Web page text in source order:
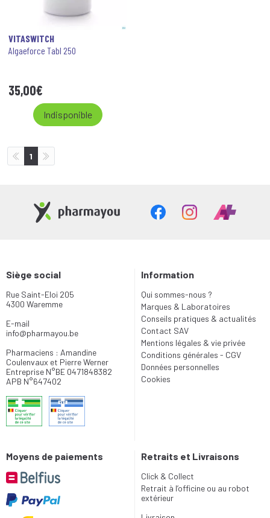
VITASWITCH
Algaeforce Tabl 250
35,00€
Indisponible
1
Siège social
Rue Saint-Eloi 205
4300 Waremme
E-mail
info@pharmayou.be
Pharmaciens : Amandine
Coulenvaux et Pierre Werner
Entreprise N°BE 0471848382
APB N°647402
Information
Qui sommes-nous ?
Marques & Laboratoires
Conseils pratiques & actualités
Contact SAV
Mentions légales & vie privée
Conditions générales - CGV
Données personnelles
Cookies
Moyens de paiements Retraits et Livraisons
Click & Collect
Retrait à l’officine ou au robot
extérieur